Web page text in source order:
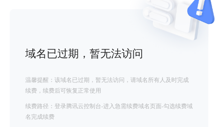
域名已过期，暂无法访问
温馨提醒：该域名已过期，暂无法访问，请域名所有人及时完成
续费，续费后可恢复正常使用
续费路径：登录腾讯云控制台-进入急需续费域名页面-勾选续费域
名完成续费